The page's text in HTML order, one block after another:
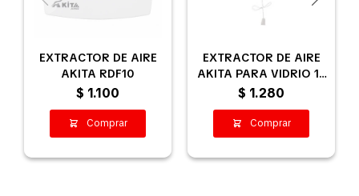
EXTRACTOR DE AIRE
AKITA RDF10
$ 1.100
EXTRACTOR DE AIRE
AKITA PARA VIDRIO 15
CM
$ 1.280